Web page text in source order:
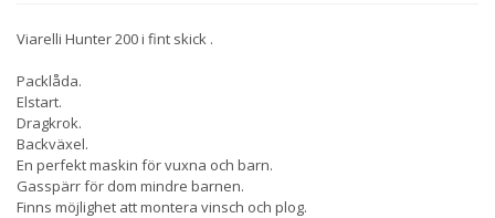
Viarelli Hunter 200 i fint skick .
Packlåda.
Elstart.
Dragkrok.
Backväxel.
En perfekt maskin för vuxna och barn.
Gasspärr för dom mindre barnen.
Finns möjlighet att montera vinsch och plog.